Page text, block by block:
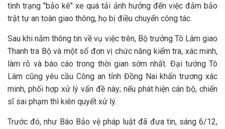
tình trạng "bảo kê" xe quá tải ảnh hưởng đến việc đảm bảo
trật tự an toàn giao thông, họ bị điều chuyển công tác.
Sau khi nắm thông tin về vụ việc trên, Bộ trưởng Tô Lâm giao
Thanh tra Bộ và một số đơn vị chức năng kiểm tra, xác minh,
làm rõ và báo cáo trong thời gian sớm nhất. Đại tướng Tô
Lâm cũng yêu cầu Công an tỉnh Đồng Nai khẩn trương xác
minh, phối hợp xử lý vấn đề này; nếu phát hiện cán bộ, chiến
sĩ sai phạm thì kiên quyết xử lý.
Trước đó, như Báo Bảo vệ pháp luật đã đưa tin, sáng 6/12,